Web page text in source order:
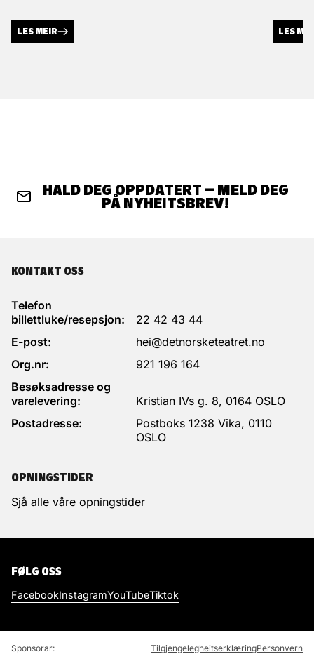
LES MEIR LES
HALD DEG OPPDATERT – MELD DEG
PÅ NYHEITSBREV!
KONTAKT OSS
Telefon
billettluke/resepsjon:
22 42 43 44
E-post:
hei@detnorsketeatret.no
Org.nr:
921 196 164
Besøksadresse og
varelevering:
Kristian IVs g. 8, 0164 OSLO
Postadresse:
Postboks 1238 Vika, 0110
OSLO
OPNINGSTIDER
Sjå alle våre opningstider
FØLG OSS
FacebookInstagramYouTubeTiktok
Sponsorar: TilgjengelegheitserklæringPersonvern